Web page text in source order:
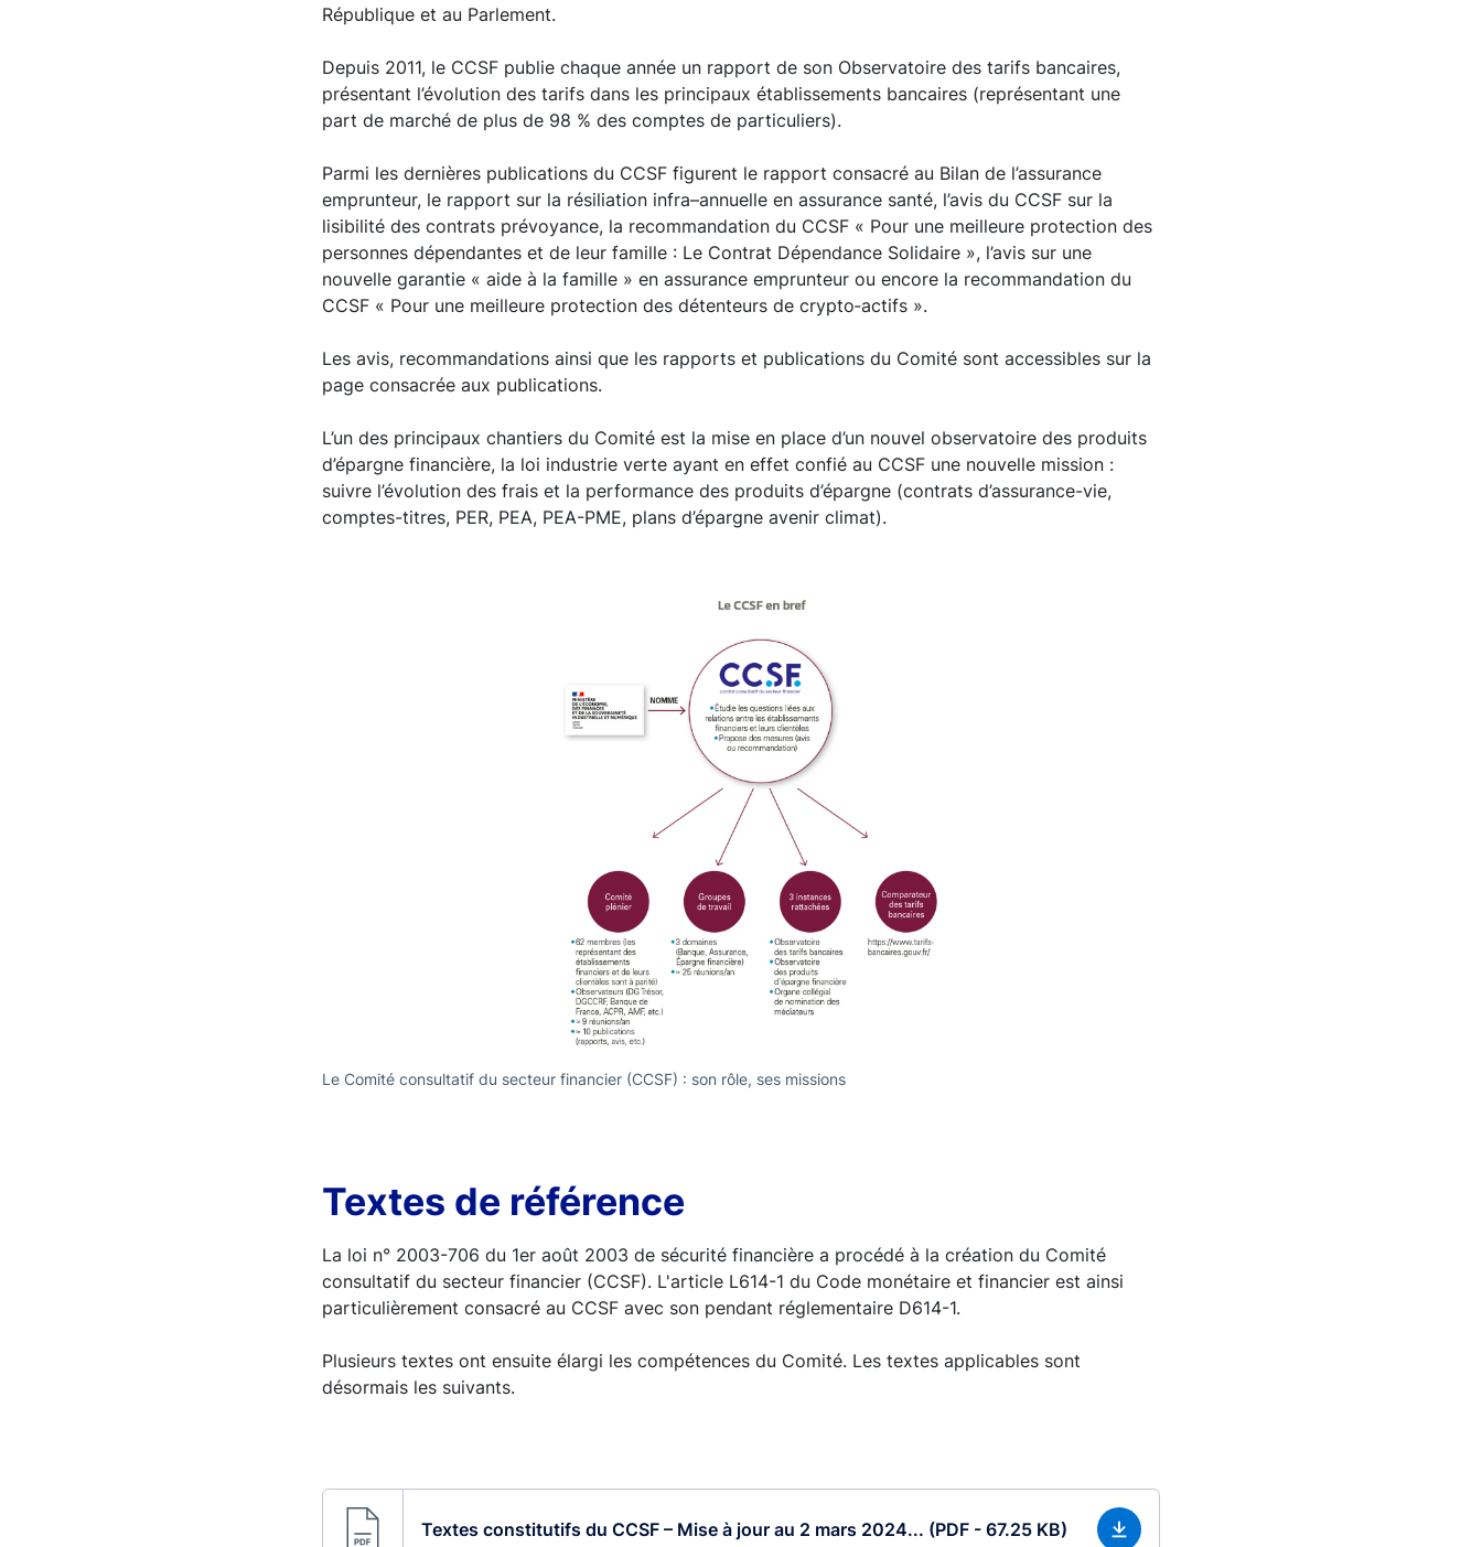
République et au Parlement.
Depuis 2011, le CCSF publie chaque année un rapport de son Observatoire des tarifs bancaires,
présentant l’évolution des tarifs dans les principaux établissements bancaires (représentant une
part de marché de plus de 98 % des comptes de particuliers).
Parmi les dernières publications du CCSF figurent le rapport consacré au Bilan de l’assurance
emprunteur, le rapport sur la résiliation infra–annuelle en assurance santé, l’avis du CCSF sur la
lisibilité des contrats prévoyance, la recommandation du CCSF « Pour une meilleure protection des
personnes dépendantes et de leur famille : Le Contrat Dépendance Solidaire », l’avis sur une
nouvelle garantie « aide à la famille » en assurance emprunteur ou encore la recommandation du
CCSF « Pour une meilleure protection des détenteurs de crypto‑actifs ».
Les avis, recommandations ainsi que les rapports et publications du Comité sont accessibles sur la
page consacrée aux publications.
L’un des principaux chantiers du Comité est la mise en place d’un nouvel observatoire des produits
d’épargne financière, la loi industrie verte ayant en effet confié au CCSF une nouvelle mission :
suivre l’évolution des frais et la performance des produits d’épargne (contrats d’assurance-vie,
comptes-titres, PER, PEA, PEA-PME, plans d’épargne avenir climat).
Le Comité consultatif du secteur financier (CCSF) : son rôle, ses missions
Textes de référence
La loi n° 2003-706 du 1er août 2003 de sécurité financière a procédé à la création du Comité
consultatif du secteur financier (CCSF). L'article L614-1 du Code monétaire et financier est ainsi
particulièrement consacré au CCSF avec son pendant réglementaire D614-1.
Plusieurs textes ont ensuite élargi les compétences du Comité. Les textes applicables sont
désormais les suivants.
Textes constitutifs du CCSF – Mise à jour au 2 mars 2024... (PDF - 67.25 KB)